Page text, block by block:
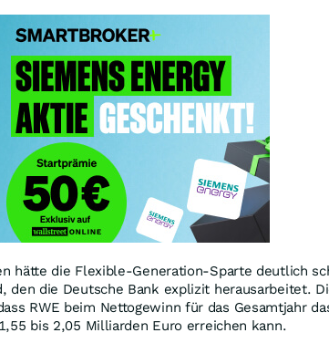
hätte die Flexible-Generation-Sparte deutlich
den die Deutsche Bank explizit herausarbeitet.
RWE beim Nettogewinn für das Gesamtjahr
bis 2,05 Milliarden Euro erreichen kann.